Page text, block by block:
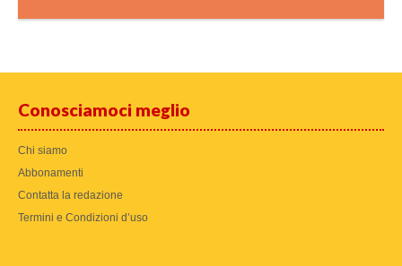
Conosciamoci meglio
Chi siamo
Abbonamenti
Contatta la redazione
Termini e Condizioni d’uso